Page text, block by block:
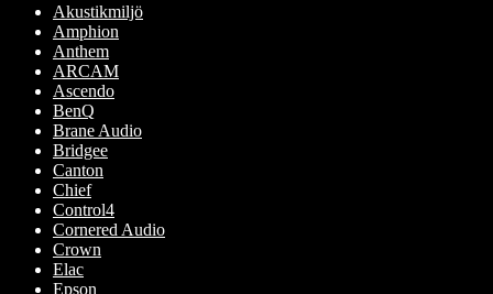
Akustikmiljö
Amphion
Anthem
ARCAM
Ascendo
BenQ
Brane Audio
Bridgee
Canton
Chief
Control4
Cornered Audio
Crown
Elac
Epson